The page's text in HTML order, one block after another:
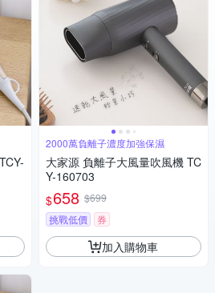
2000萬負離子濃度加強保濕
大家源 負離子大風量吹風機 TC
Y-160703
$658 $699
挑戰低價
券
加入購物車